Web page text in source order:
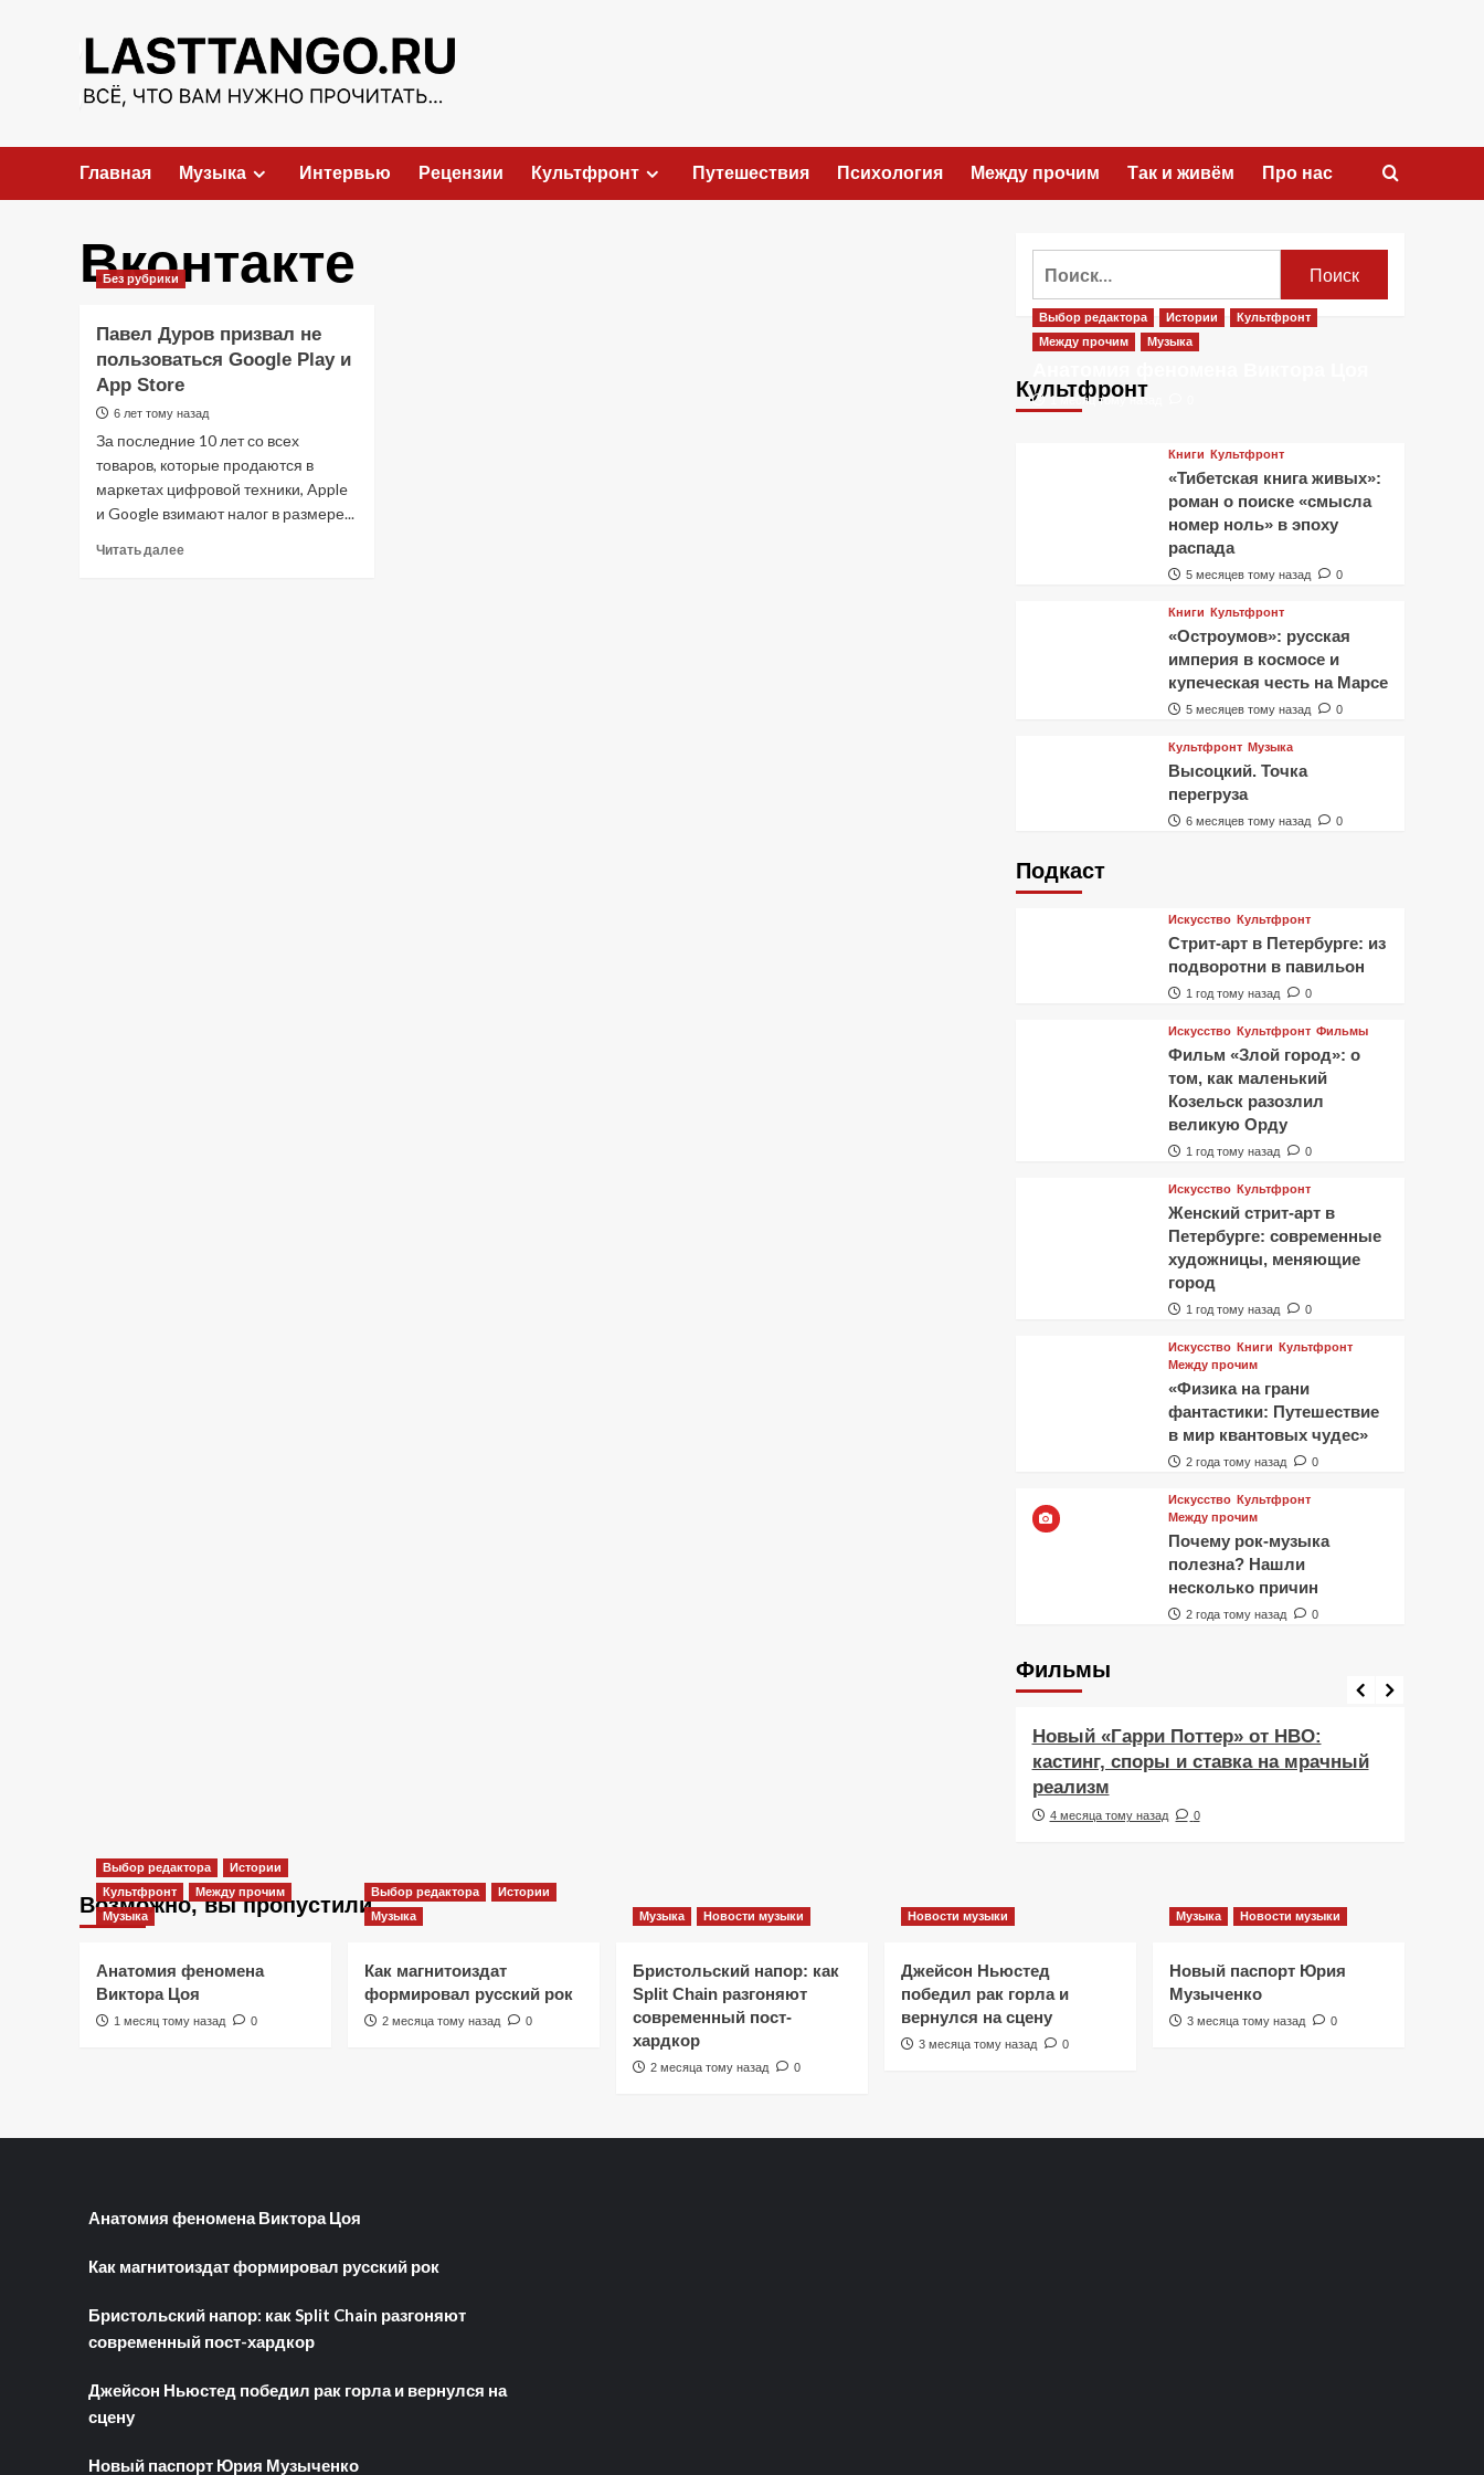
содержимому
Главная Музыка Интервью Рецензии Культфронт Путешествия Психология Между прочим Так и живём Про нас
Вконтакте
Без рубрики
Павел Дуров призвал не
пользоваться Google Play и
App Store
6 лет тому назад
За последние 10 лет со всех
товаров, которые продаются в
маркетах цифровой техники, Apple
и Google взимают налог в размере...
Читать далееПрочитать
Культфронт
Выбор редактора Истории
Культфронт
Между прочим
Музыка
1 месяц тому назад
Книги Культфронт
«Тибетская книга живых»:
роман о поиске «смысла
номер ноль» в эпоху
распада
5 месяцев тому назад 0
Книги Культфронт
«Остроумов»: русская
империя в космосе и
купеческая честь на Марсе
5 месяцев тому назад 0
Культфронт Музыка
Высоцкий. Точка
перегруза
6 месяцев тому назад 0
Подкаст
Искусство Культфронт
Стрит-арт в Петербурге: из
подворотни в павильон
1 год тому назад 0
Искусство Культфронт Фильмы
Фильм «Злой город»: о
том, как маленький
Козельск разозлил
великую Орду
1 год тому назад 0
Искусство Культфронт
Женский стрит-арт в
Петербурге: современные
художницы, меняющие
город
1 год тому назад 0
Искусство Книги Культфронт
Между прочим
«Физика на грани
фантастики: Путешествие
в мир квантовых чудес»
2 года тому назад 0
Искусство Культфронт
Между прочим
Почему рок-музыка
полезна? Нашли
несколько причин
2 года тому назад 0
Фильмы
Фильмы
Новый «Гарри Поттер» от HBO:
кастинг, споры и ставка на мрачный
реализм
4 месяца тому назад 0
Возможно, вы пропустили
Выбор редактора
Истории
Культфронт
Между прочим
Музыка
Анатомия феномена
Виктора Цоя
1 месяц тому назад 0
Выбор редактора
Истории
Музыка
Как магнитоиздат
формировал русский рок
2 месяца тому назад 0
Музыка Новости музыки
Бристольский напор: как
Split Chain разгоняют
современный пост-
хардкор
2 месяца тому назад 0
Новости музыки
Джейсон Ньюстед
победил рак горла и
вернулся на сцену
3 месяца тому назад 0
Музыка Новости музыки
Новый паспорт Юрия
Музыченко
3 месяца тому назад 0
Анатомия феномена Виктора Цоя
Как магнитоиздат формировал русский рок
Бристольский напор: как Split Chain разгоняют
современный пост-хардкор
Джейсон Ньюстед победил рак горла и вернулся на
сцену
Новый паспорт Юрия Музыченко